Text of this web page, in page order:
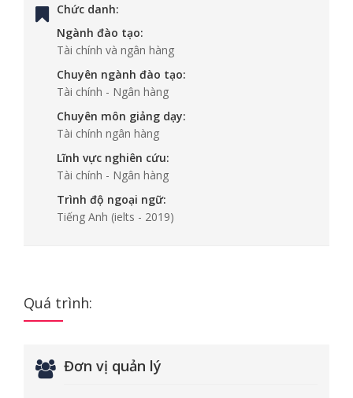
Chức danh:
Ngành đào tạo:
Tài chính và ngân hàng
Chuyên ngành đào tạo:
Tài chính - Ngân hàng
Chuyên môn giảng dạy:
Tài chính ngân hàng
Lĩnh vực nghiên cứu:
Tài chính - Ngân hàng
Trình độ ngoại ngữ:
Tiếng Anh (ielts - 2019)
Quá trình:
Đơn vị quản lý